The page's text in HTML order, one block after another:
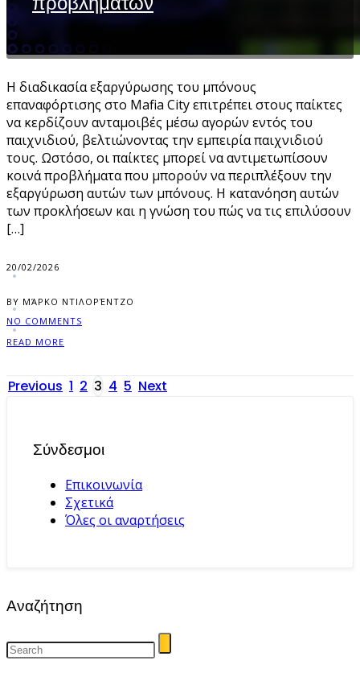
Η διαδικασία εξαργύρωσης του μπόνους
επαναφόρτισης στο Mafia City επιτρέπει στους παίκτες
να κερδίζουν ανταμοιβές μέσω αγορών εντός του
παιχνιδιού, βελτιώνοντας την εμπειρία παιχνιδιού
τους. Ωστόσο, οι παίκτες μπορεί να αντιμετωπίσουν
κοινά προβλήματα που μπορούν να περιπλέξουν την
εξαργύρωση αυτών των μπόνους. Η κατανόηση αυτών
των προκλήσεων και η γνώση του πώς να τις επιλύσουν
[…]
20/02/2026
BY ΜΆΡΚΟ ΝΤΙΛΟΡΈΝΤΖΟ
NO COMMENTS
READ MORE
Posts
Previous 1 2 3 4 5 Next
Σύνδεσμοι
Επικοινωνία
Σχετικά
Όλες οι αναρτήσεις
Αναζήτηση